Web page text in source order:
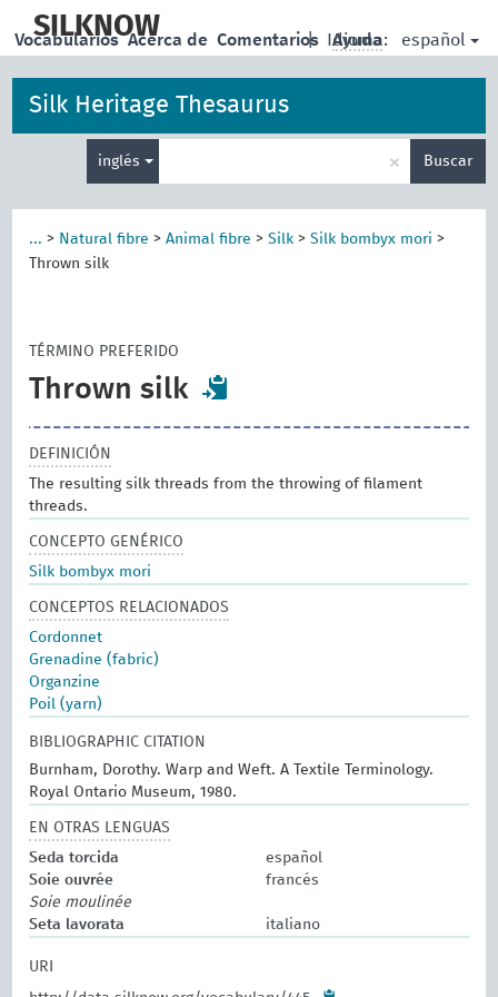
main
SILKNOW | Idioma: español
Vocabularios Acerca de Comentarios Ayuda
Silk Heritage Thesaurus
inglés × Buscar
... > Natural fibre >Animal fibre >Silk >Silk bombyx mori >
Thrown silk
TÉRMINO PREFERIDO
Thrown silk
DEFINICIÓN
The resulting silk threads from the throwing of filament
threads.
CONCEPTO GENÉRICO
Silk bombyx mori
CONCEPTOS RELACIONADOS
Cordonnet
Grenadine (fabric)
Organzine
Poil (yarn)
BIBLIOGRAPHIC CITATION
Burnham, Dorothy. Warp and Weft. A Textile Terminology.
Royal Ontario Museum, 1980.
EN OTRAS LENGUAS
Seda torcida
español
Soie ouvrée
francés
Soie moulinée
Seta lavorata
italiano
URI